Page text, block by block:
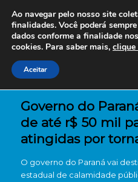
Governo do
de até r$ 50 mil
atingidas por
O governo do Paraná vai
estadual de calamidade
Ao navegar pelo nosso site
finalidades. Você poderá
dados conforme a finalidade
cookies. Para saber mais, clique
Aceitar